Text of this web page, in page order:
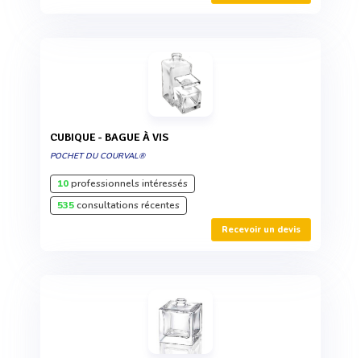
CUBIQUE - BAGUE À VIS
POCHET DU COURVAL®
10professionnels intéressés
535consultations récentes
Recevoir un devis